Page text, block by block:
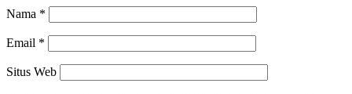
Nama *
Email *
Situs Web